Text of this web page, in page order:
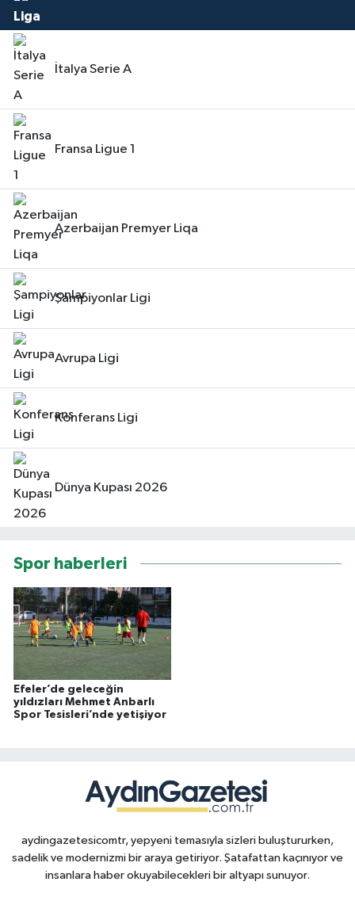
İtalya Serie A
Fransa Ligue 1
Azerbaijan Premyer Liqa
Şampiyonlar Ligi
Avrupa Ligi
Konferans Ligi
Dünya Kupası 2026
Spor haberleri
Efeler’de geleceğin
yıldızları Mehmet Anbarlı
Spor Tesisleri’nde yetişiyor
aydingazetesicomtr, yepyeni temasıyla sizleri buluştururken,
sadelik ve modernizmi bir araya getiriyor. Şatafattan kaçınıyor ve
insanlara haber okuyabilecekleri bir altyapı sunuyor.